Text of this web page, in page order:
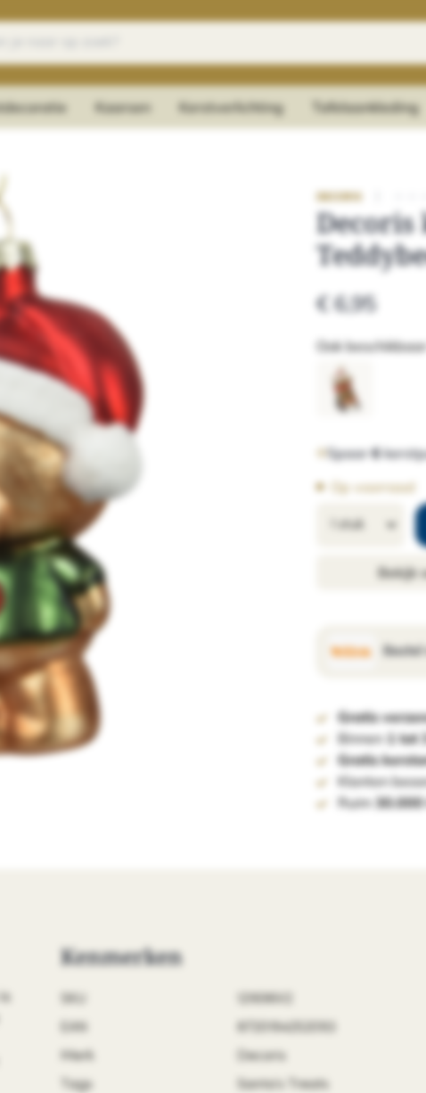
Kaarsen Kerstverlichting Tafelaankleding
Decoris
€ 6,95
Ook
Spaar6
Op voorraad
Bekijk
Gratis
Binnen 1 tot
Gratis
Klanten
Ruim 30.000
Kenmerken
Merk
Decoris
Tags
Santa's Treats